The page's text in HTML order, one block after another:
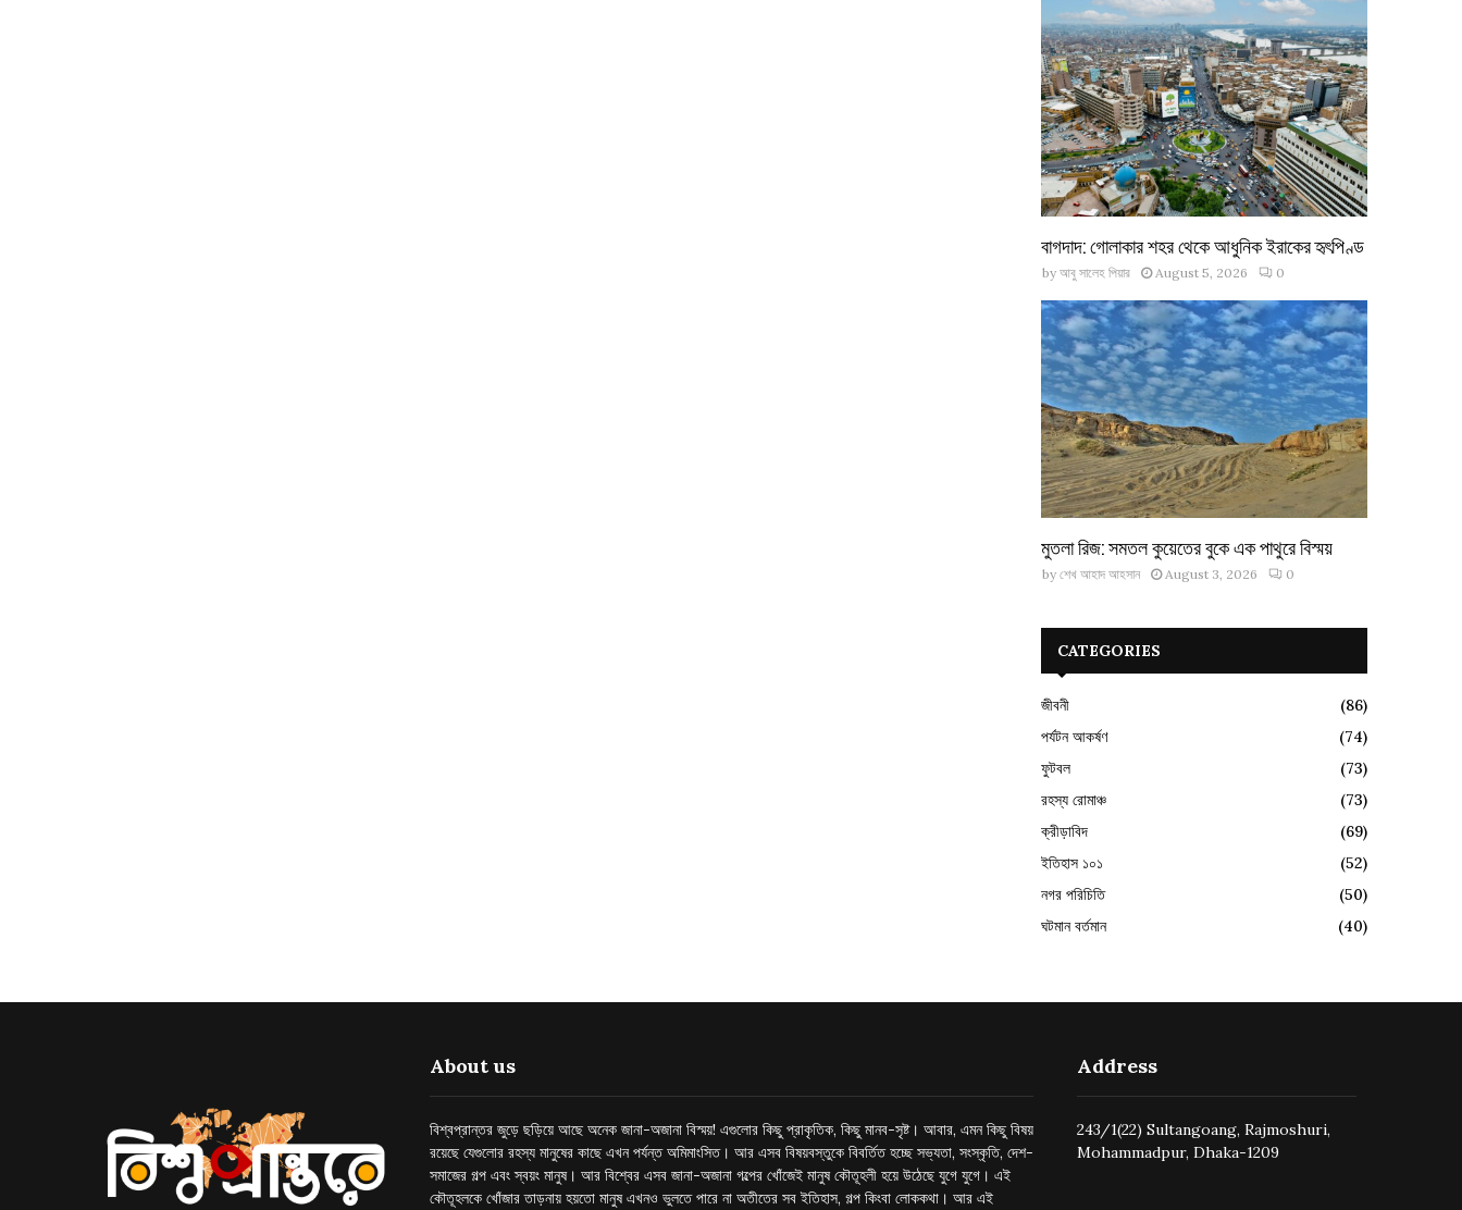
বাগদাদ: গোলাকার শহর থেকে আধুনিক ইরাকের হৃৎপিণ্ড
by আবু সালেহ পিয়ার August 5, 2026 0
মুতলা রিজ: সমতল কুয়েতের বুকে এক পাথুরে বিস্ময়
by শেখ আহাদ আহসান August 3, 2026 0
CATEGORIES
জীবনী
(86)
পর্যটন আকর্ষণ
(74)
ফুটবল
(73)
রহস্য রোমাঞ্চ
(73)
ক্রীড়াবিদ
(69)
ইতিহাস ১০১
(52)
নগর পরিচিতি
(50)
ঘটমান বর্তমান
(40)
About us
বিশ্বপ্রান্তর জুড়ে ছড়িয়ে আছে অনেক জানা-অজানা বিস্ময়! এগুলোর কিছু প্রাকৃতিক, কিছু মানব-সৃষ্ট। আবার, এমন কিছু বিষয়
রয়েছে যেগুলোর রহস্য মানুষের কাছে এখন পর্যন্ত অমিমাংসিত। আর এসব বিষয়বস্তুকে বিবর্তিত হচ্ছে সভ্যতা, সংস্কৃতি, দেশ-
সমাজের গল্প এবং স্বয়ং মানুষ। আর বিশ্বের এসব জানা-অজানা গল্পের খোঁজেই মানুষ কৌতূহলী হয়ে উঠেছে যুগে যুগে। এই
কৌতূহলকে খোঁজার তাড়নায় হয়তো মানুষ এখনও ভুলতে পারে না অতীতের সব ইতিহাস, গল্প কিংবা লোককথা। আর এই
Address
243/1(22) Sultangoang, Rajmoshuri,
Mohammadpur, Dhaka-1209